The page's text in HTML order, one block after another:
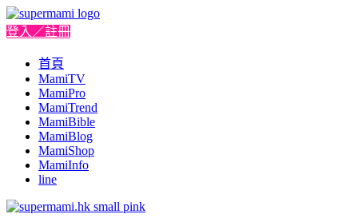
登入／註冊
首頁
MamiTV
MamiPro
MamiTrend
MamiBible
MamiBlog
MamiShop
MamiInfo
line